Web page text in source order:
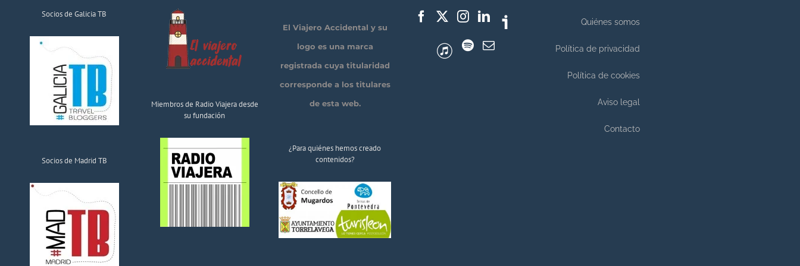
Socios de Galicia TB
Socios de Madrid TB
Miembros de Radio Viajera desde
su fundación
El Viajero Accidental y su
logo es una marca
registrada cuya titularidad
corresponde a los titulares
de esta web.
¿Para quiénes hemos creado
contenidos?
Quiénes somos
Política de privacidad
Política de cookies
Aviso legal
Contacto